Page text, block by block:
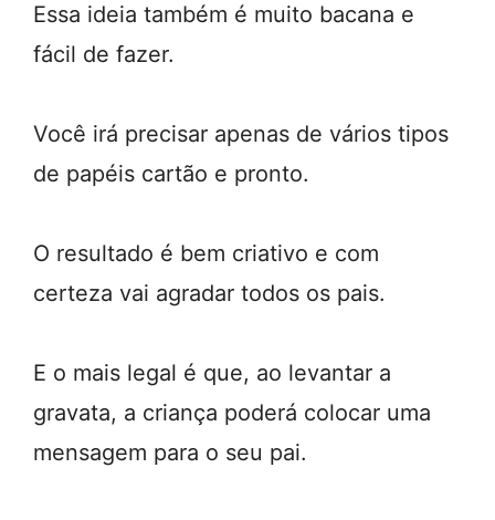
Essa ideia também é muito bacana e
fácil de fazer.
Você irá precisar apenas de vários tipos
de papéis cartão e pronto.
O resultado é bem criativo e com
certeza vai agradar todos os pais.
E o mais legal é que, ao levantar a
gravata, a criança poderá colocar uma
mensagem para o seu pai.